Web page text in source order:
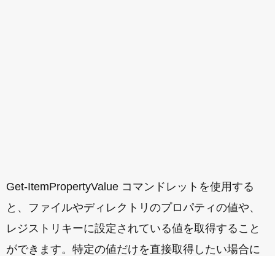
Get-ItemPropertyValue コマンドレットを使用する
と、ファイルやディレクトリのプロパティの値や、
レジストリキーに設定されている値を取得すること
ができます。特定の値だけを直接取得したい場合に